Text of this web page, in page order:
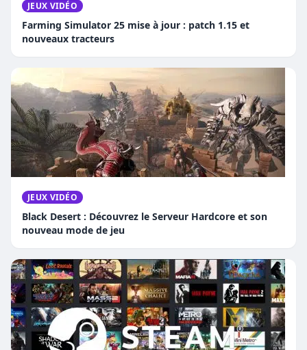
JEUX VIDÉO
Farming Simulator 25 mise à jour : patch 1.15 et
nouveaux tracteurs
JEUX VIDÉO
Black Desert : Découvrez le Serveur Hardcore et son
nouveau mode de jeu